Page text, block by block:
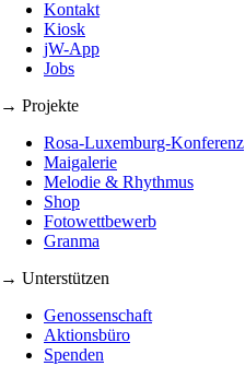
Kontakt
Kiosk
jW-App
Jobs
→ Projekte
Rosa-Luxemburg-Konferenz
Maigalerie
Melodie & Rhythmus
Shop
Fotowettbewerb
Granma
→ Unterstützen
Genossenschaft
Aktionsbüro
Spenden